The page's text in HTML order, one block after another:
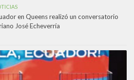
en Queens realizó un conversatorio
José Echeverría